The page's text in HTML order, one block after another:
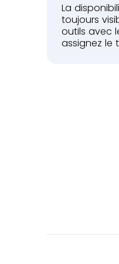
La
toujours
outils avec
assignez le